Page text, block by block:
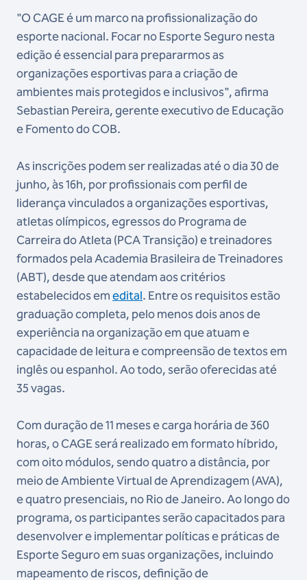
"O CAGE é um marco na profissionalização do
esporte nacional. Focar no Esporte Seguro nesta
edição é essencial para prepararmos as
organizações esportivas para a criação de
ambientes mais protegidos e inclusivos", afirma
Sebastian Pereira, gerente executivo de Educação
e Fomento do COB.
As inscrições podem ser realizadas até o dia 30 de
junho, às 16h, por profissionais com perfil de
liderança vinculados a organizações esportivas,
atletas olímpicos, egressos do Programa de
Carreira do Atleta (PCA Transição) e treinadores
formados pela Academia Brasileira de Treinadores
(ABT), desde que atendam aos critérios
estabelecidos emedital. Entre os requisitos estão
graduação completa, pelo menos dois anos de
experiência na organização em que atuam e
capacidade de leitura e compreensão de textos em
inglês ou espanhol. Ao todo, serão oferecidas até
35 vagas.
Com duração de 11 meses e carga horária de 360
horas, o CAGE será realizado em formato híbrido,
com oito módulos, sendo quatro a distância, por
meio de Ambiente Virtual de Aprendizagem (AVA),
e quatro presenciais, no Rio de Janeiro. Ao longo do
programa, os participantes serão capacitados para
desenvolver e implementar políticas e práticas de
Esporte Seguro em suas organizações, incluindo
mapeamento de riscos, definição de